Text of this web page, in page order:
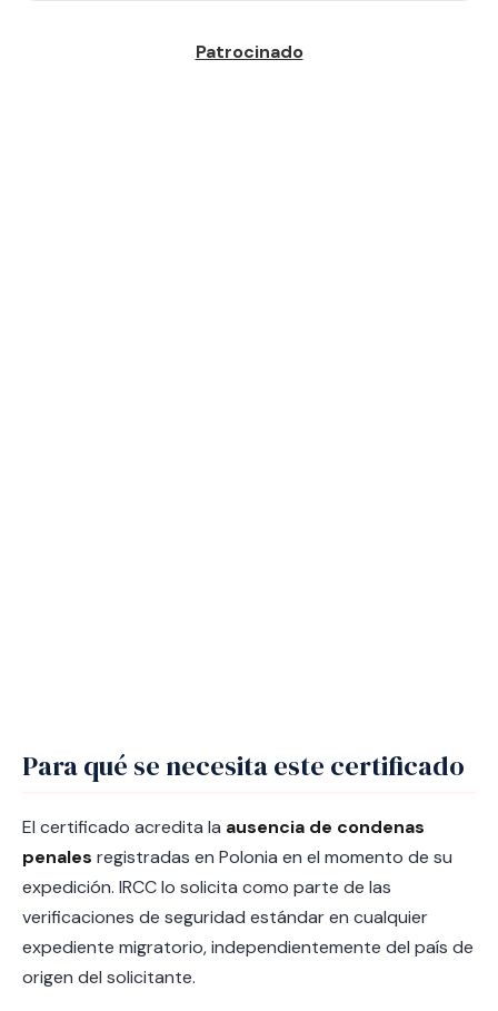
Para qué se necesita este certificado
El certificado acredita la ausencia de condenas
penales registradas en Polonia en el momento de su
expedición. IRCC lo solicita como parte de las
verificaciones de seguridad estándar en cualquier
expediente migratorio, independientemente del país de
origen del solicitante.